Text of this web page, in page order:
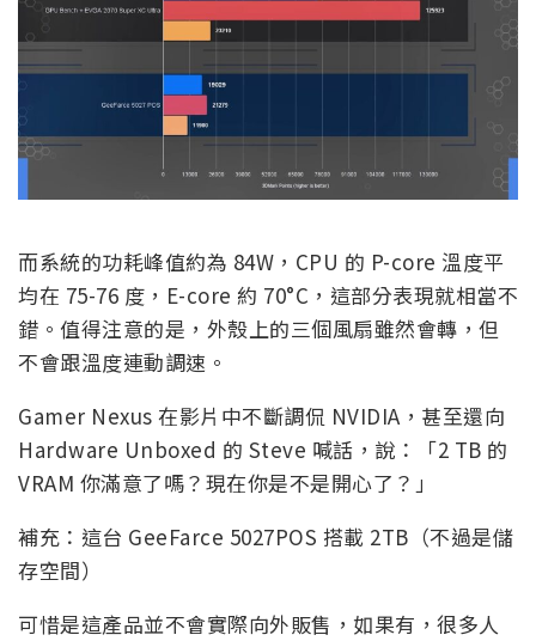
而系統的功耗峰值約為 84W，CPU 的 P-core 溫度平
均在 75-76 度，E-core 約 70°C，這部分表現就相當不
錯。值得注意的是，外殼上的三個風扇雖然會轉，但
不會跟溫度連動調速。
Gamer Nexus 在影片中不斷調侃 NVIDIA，甚至還向
Hardware Unboxed 的 Steve 喊話，說：「2 TB 的
VRAM 你滿意了嗎？現在你是不是開心了？」
補充：這台 GeeFarce 5027POS 搭載 2TB（不過是儲
存空間）
可惜是這產品並不會實際向外販售，如果有，很多人